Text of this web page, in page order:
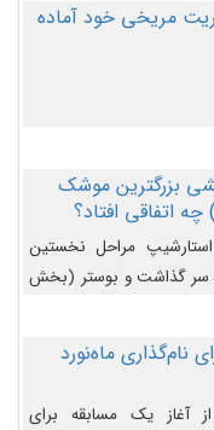
مریخی خود آماده
بزرگترین موشک
مراحل نخستین
سر گذاشت و بوستر (بخش
کند و سپس با یک
آن جدا شود.
نام‌گذاری ماه‌نورد
آغاز یک مسابقه برای